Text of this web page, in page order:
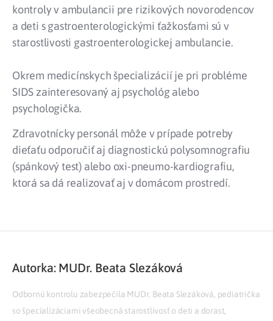
kontroly v ambulancii pre rizikových novorodencov
a deti s gastroenterologickými ťažkosťami sú v
starostlivosti gastroenterologickej ambulancie.
Okrem medicínskych špecializácií je pri probléme
SIDS zainteresovaný aj psychológ alebo
psychologička.
Zdravotnícky personál môže v prípade potreby
dieťaťu odporučiť aj diagnostickú polysomnografiu
(spánkový test) alebo oxi-pneumo-kardiografiu,
ktorá sa dá realizovať aj v domácom prostredí.
Autorka: MUDr. Beata Slezáková
Odbornú kontrolu zabezpečila MUDr. Beata Slezáková, pediatrička
so špecializáciami všeobecná starostlivosť o deti a dorast,